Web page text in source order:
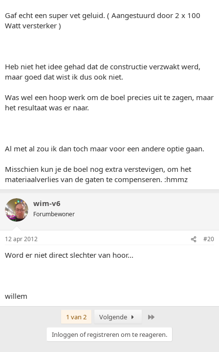
Gaf echt een super vet geluid. ( Aangestuurd door 2 x 100
Watt versterker )
Heb niet het idee gehad dat de constructie verzwakt werd,
maar goed dat wist ik dus ook niet.
Was wel een hoop werk om de boel precies uit te zagen, maar
het resultaat was er naar.
Al met al zou ik dan toch maar voor een andere optie gaan.
Misschien kun je de boel nog extra verstevigen, om het
materiaalverlies van de gaten te compenseren. :hmmz
wim-v6
Forumbewoner
12 apr 2012 #20
Word er niet direct slechter van hoor...
willem
1 van 2 Volgende
Inloggen of registreren om te reageren.